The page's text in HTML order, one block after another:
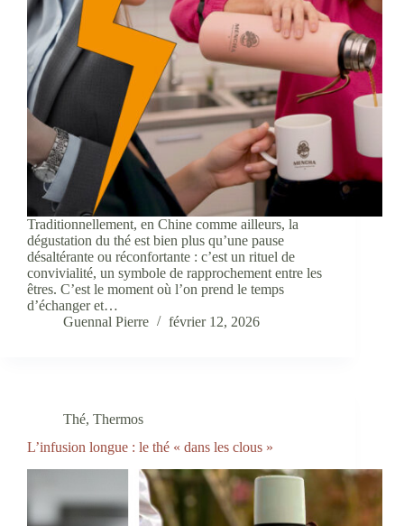
Traditionnellement, en Chine comme ailleurs, la
dégustation du thé est bien plus qu’une pause
désaltérante ou réconfortante : c’est un rituel de
convivialité, un symbole de rapprochement entre les
êtres. C’est le moment où l’on prend le temps
d’échanger et…
Guennal Pierre
février 12, 2026
Thé, Thermos
L’infusion longue : le thé « dans les clous »